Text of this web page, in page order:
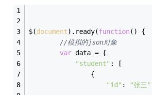
$(document).ready(function( ) {
//模拟的json对象
var data = {
"student" : [
                {
"id" : "张三"